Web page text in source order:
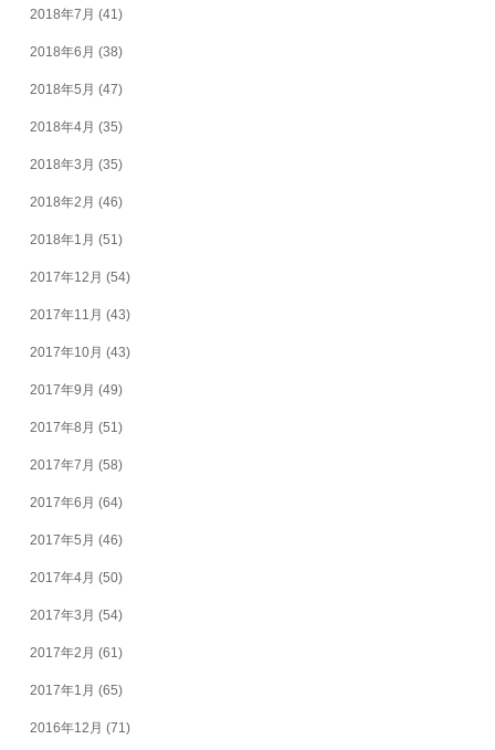
2018年7月 (41)
2018年6月 (38)
2018年5月 (47)
2018年4月 (35)
2018年3月 (35)
2018年2月 (46)
2018年1月 (51)
2017年12月 (54)
2017年11月 (43)
2017年10月 (43)
2017年9月 (49)
2017年8月 (51)
2017年7月 (58)
2017年6月 (64)
2017年5月 (46)
2017年4月 (50)
2017年3月 (54)
2017年2月 (61)
2017年1月 (65)
2016年12月 (71)